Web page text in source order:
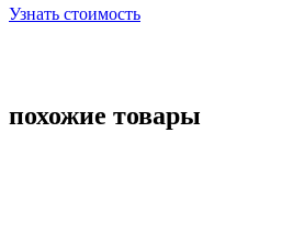
Узнать стоимость
похожие товары